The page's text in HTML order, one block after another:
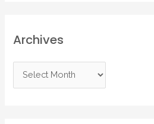
Archives
r